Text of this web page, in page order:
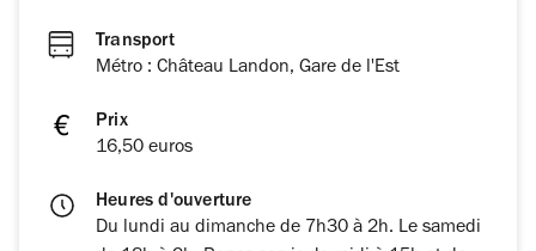
Transport
Métro : Château Landon, Gare de l'Est
Prix
16,50 euros
Heures d'ouverture
Du lundi au dimanche de 7h30 à 2h. Le samedi